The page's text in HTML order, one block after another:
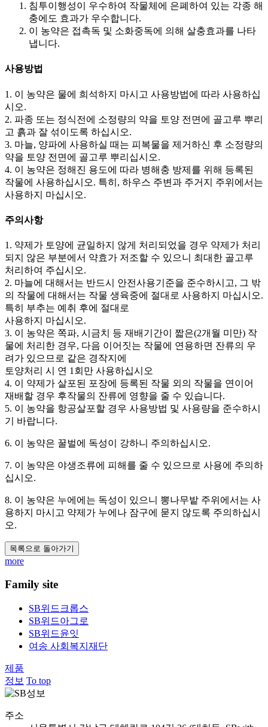
침투이행성이 우수하여 작물체에 은폐하여 있는 각종 해
충에도 효과가 우수합니다.
이 농약은 접촉독 및 소화중독에 의해 살충효과를 나타
냅니다.
사용방법
1. 이 농약은 물에 희석하지 마시고 사용방법에 따라 사용하십
시오.
2. 파종 또는 정식전에 소정량의 약을 토양 전면에 골고루 뿌리
고 흙과 잘 섞이도록 하십시오.
3. 마늘, 양파에 사용하실 때는 피복물을 제거하신 후 소정량의
약을 토양 전면에 골고루 뿌리십시오.
4. 이 농약은 정해진 용도에 따라 병해충 방제를 위해 등록된
작물에 사용하십시오. 특히, 하우스 주변과 주거지 주위에서는
사용하지 마십시오.
주의사항
1. 약제가 토양에 균일하지 않게 처리되었을 경우 약제가 처리
되지 않은 부분에서 약효가 저조할 수 있으니 최대한 골고루
처리하여 주십시오.
2. 마늘에 대해서는 반드시 안전사용기준을 준수하시고, 그 밖
의 작물에 대해서는 작물 생육중에 절대로 사용하지 마십시오.
특히 부추는 예취 후에 절대로
사용하지 마십시오.
3. 이 농약은 쪽파, 시금치 등 재배기간이 짧은(2개월 미만) 작
물에 처리한 경우, 다음 이어짓는 작물에 연용하면 잔류의 우
려가 있으므로 같은 경작지에
토양처리 시 연 1회만 사용하십시오
4. 이 약제가 살포된 포장에 등록된 작물 외의 작물을 연이어
재배할 경우 후작물의 잔류에 영향을 줄 수 있습니다.
5. 이 농약을 항공살포할 경우 사용방법 및 사용량을 준수하시
기 바랍니다.
6. 이 농약은 꿀벌에 독성이 강하니 주의하십시오.
7. 이 농약은 야생조류에 피해를 줄 수 있으므로 사용에 주의하
십시오.
8. 이 농약은 누에에는 독성이 있으니 뽕나무밭 주위에서는 사
용하지 마시고 약제가 누에나 잠구에 묻지 않도록 주의하십시
오.
목록으로 돌아가기
more
Family site
SB위드크롭스
SB위드아그로
SB위드윤잇
여송 사회복지재단
제품
정보 To top
주소